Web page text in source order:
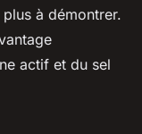
plus à démontrer.
actif et du sel